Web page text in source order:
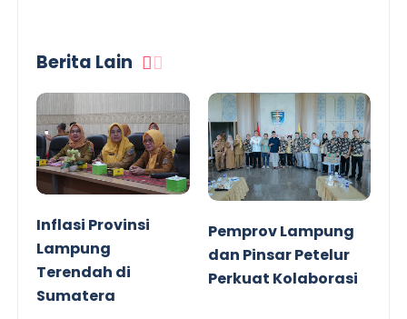
Berita Lain
Inflasi Provinsi
Lampung
Terendah di
Sumatera
Pemprov Lampung
dan Pinsar Petelur
Perkuat Kolaborasi